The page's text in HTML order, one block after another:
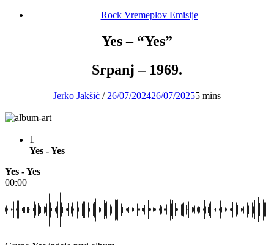
Rock Vremeplov Emisije
Yes – “Yes”
Srpanj – 1969.
Jerko Jakšić / 26/07/202426/07/20255 mins
1
Yes - Yes
Yes - Yes
00:00